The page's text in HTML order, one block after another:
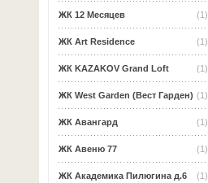
(1)
ЖК 12 Месяцев
(1)
ЖК Art Residence
(1)
ЖК KAZAKOV Grand Loft
(1)
ЖК West Garden (Вест Гарден)
(1)
ЖК Авангард
(1)
ЖК Авеню 77
(1)
ЖК Академика Пилюгина д.6